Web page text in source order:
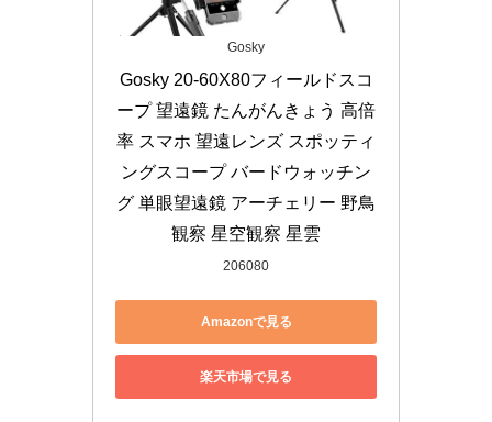
Gosky
Gosky 20-60X80フィールドスコ
ープ 望遠鏡 たんがんきょう 高倍
率 スマホ 望遠レンズ スポッティ
ングスコープ バードウォッチン
グ 単眼望遠鏡 アーチェリー 野鳥
観察 星空観察 星雲
206080
Amazonで見る
楽天市場で見る